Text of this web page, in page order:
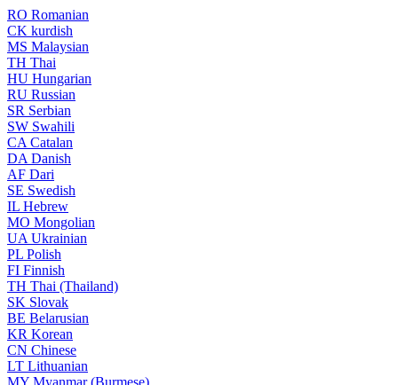
RO Romanian
CK kurdish
MS Malaysian
TH Thai
HU Hungarian
RU Russian
SR Serbian
SW Swahili
CA Catalan
DA Danish
AF Dari
SE Swedish
IL Hebrew
MO Mongolian
UA Ukrainian
PL Polish
FI Finnish
TH Thai (Thailand)
SK Slovak
BE Belarusian
KR Korean
CN Chinese
LT Lithuanian
MY Myanmar (Burmese)